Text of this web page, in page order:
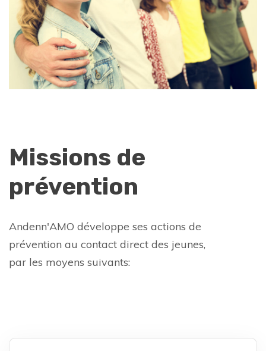
Missions de
prévention
Andenn'AMO développe ses actions de
prévention au contact direct des jeunes,
par les moyens suivants: